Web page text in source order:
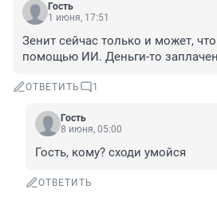
Гость
1 июня, 17:51
Зенит сейчас только и может,
помощью ИИ. Деньги-то
ОТВЕТИТЬ 1
Гость
8 июня, 05:00
Гость, кому? сходи умойся
ОТВЕТИТЬ